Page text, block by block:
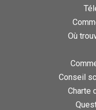
Où
Conseil
Charte